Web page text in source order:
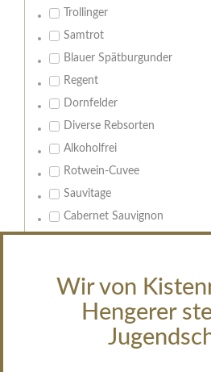
Wir von
Hengerer
Trollinger
Samtrot
Blauer Spätburgunder
Regent
Dornfelder
Diverse Rebsorten
Alkoholfrei
Rotwein-Cuvee
Sauvitage
Cabernet Sauvignon
Leeren
trocken
feinherb
halbtrocken